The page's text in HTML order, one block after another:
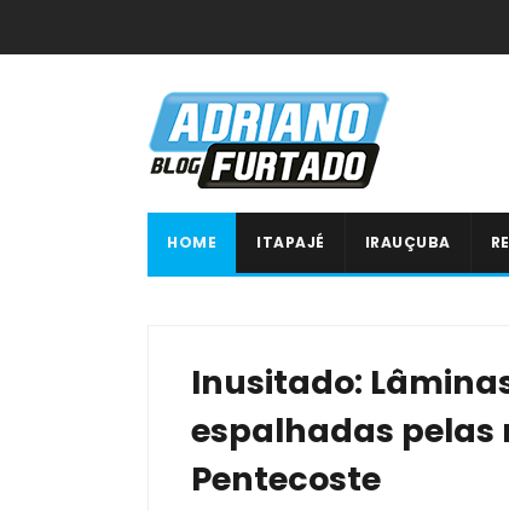
HOME ITAPAJÉ IRAUÇUBA
Inusitado:
espalhadas pelas
Pentecoste